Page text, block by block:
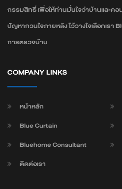
กรรมสิทธิ์ เพื่อให้ท่านมั่นใจว่าบ้านและคอ
ปัญหากวนใจภายหลัง ไว้วางใจเลือกเรา
การตรวจบ้าน
COMPANY LINKS
หน้าหลัก
Blue Curtain
Bluehome Consultant
ติดต่อเรา